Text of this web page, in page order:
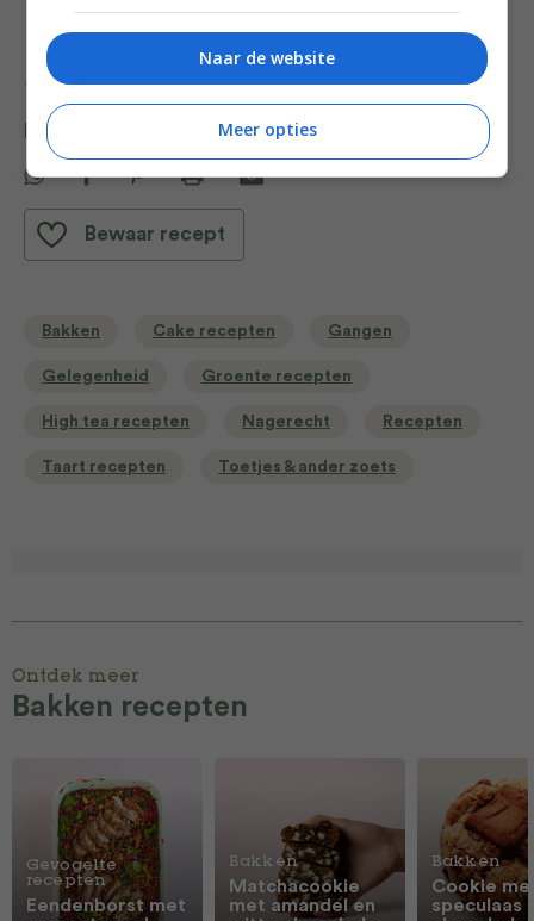
Credits Recepten David Frenkiel en Luise Vindahl
Fotografie David Frenkiel
Deel dit recept
Bewaar recept
Bakken Cake recepten Gangen
Gelegenheid Groente recepten
High tea recepten Nagerecht Recepten
Taart recepten Toetjes & ander zoets
Ontdek meer
Bakken recepten
Gevogelte
recepten
Eendenborst met
Bakken
Matchacookie
met amandel en
Bakken
Cookie
speculaas
Naar de website
Meer opties